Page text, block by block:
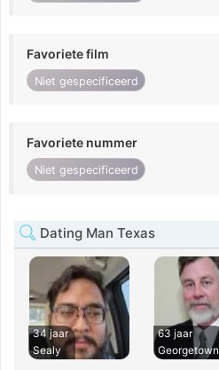
Favoriete film
Niet gespecificeerd
Favoriete nummer
Niet gespecificeerd
Dating Man Texas
34 jaar
Sealy
63 jaar
Georgetown